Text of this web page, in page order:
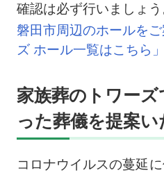
確認は必ず行いましょう
磐田市周辺のホールを
ズ ホール一覧はこちら」
家族葬のトワー
った葬儀を提案い
コロナウイルスの蔓延